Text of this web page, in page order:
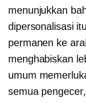
menunjukkan
dipersonalisasi
permanen ke
menghabiskan
umum
semua